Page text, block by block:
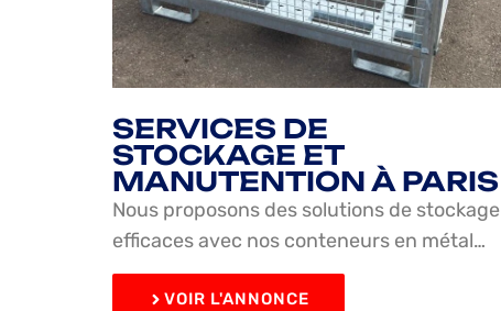
SERVICES DE
STOCKAGE ET
MANUTENTION À PARIS
Nous proposons des solutions de stockage
efficaces avec nos conteneurs en métal…
VOIR L'ANNONCE